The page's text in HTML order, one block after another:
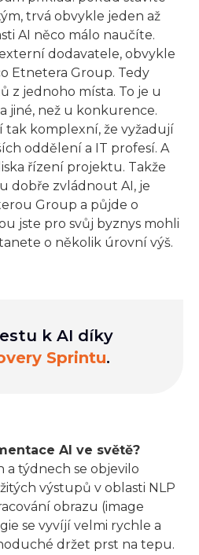
trvá obvykle jeden až
AI něco málo naučíte.
dodavatele, obvykle
Etnetera Group. Tedy
z jednoho místa. To je u
jiné, než u konkurence.
tak komplexní, že vyžadují
oddělení a IT profesí. A
řízení projektu. Takže
dobře zvládnout AI, je
Group a půjde o
jste pro svůj byznys mohli
o několik úrovní výš.
k AI díky
Sprintu.
AI ve světě?
a týdnech se objevilo
výstupů v oblasti NLP
obrazu (image
se vyvíjí velmi rychle a
držet prst na tepu.